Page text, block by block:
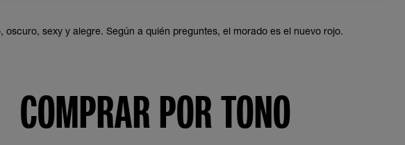
oscuro, sexy y alegre. Según a quién preguntes, el morado es el nuevo rojo.
COMPRAR POR TONO